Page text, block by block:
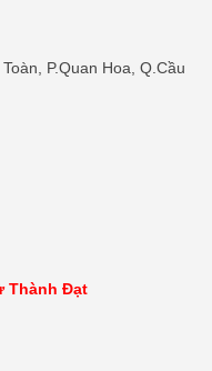
P.Quan Hoa, Q.Cầu
Thành Đạt